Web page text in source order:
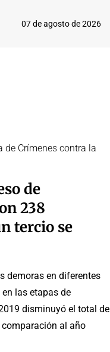
07 de agosto de 2026
de Crímenes contra la
de
238
tercio se
demoras en diferentes
las etapas de
disminuyó el total de
al año